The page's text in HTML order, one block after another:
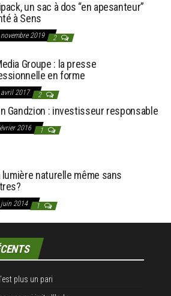
un sac à dos “en apesanteur”
à Sens
2019 2
Groupe : la presse
en forme
avril 2017 2
Gandzion : investisseur responsable
2016 1
lumière naturelle même sans
juin 2014 1
plus un pari